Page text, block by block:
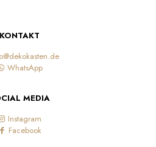
KONTAKT
WhatsApp
MEDIA
Instagram
Facebook